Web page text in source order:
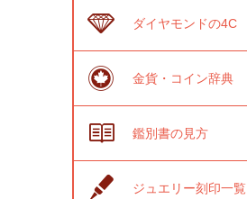
ダイヤモンドの4C
金貨・コイン辞典
鑑別書の見方
ジュエリー刻印一覧